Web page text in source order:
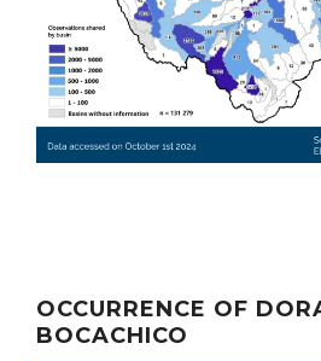
OCCURRENCE OF
BOCACHICO